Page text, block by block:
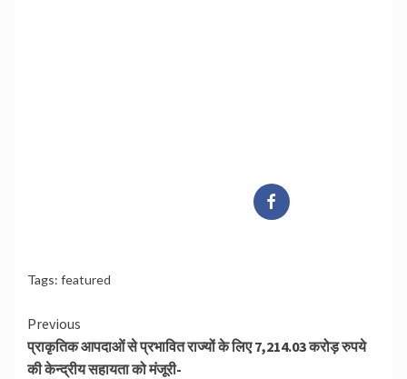
Tags: featured
Continue
Reading
Previous
प्राकृतिक आपदाओं से प्रभावित राज्‍यों के लिए 7,214.03 करोड़ रुपये
की केन्‍द्रीय सहायता को मंजूरी-